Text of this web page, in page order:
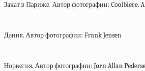
Закат в Париже. Автор фотографии: Coolbiere. A.
Дания. Автор фотографии: Frank Jensen
Норвегия. Автор фотографии: Jørn Allan